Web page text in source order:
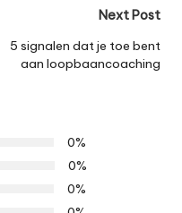
Next Post
5 signalen dat je toe bent
aan loopbaancoaching
0%
0%
0%